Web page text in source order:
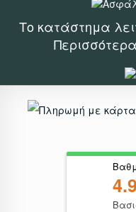
Το κατάστημα
4.9